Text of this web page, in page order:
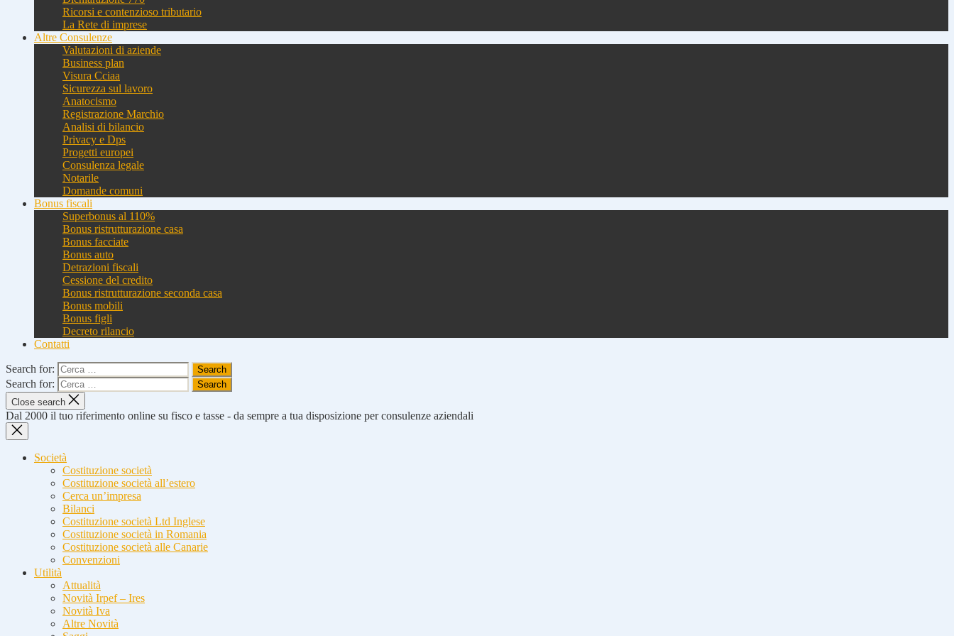
Ricorsi e contenzioso tributario
La Rete di imprese
Altre Consulenze
Valutazioni di aziende
Business plan
Visura Cciaa
Sicurezza sul lavoro
Anatocismo
Registrazione Marchio
Analisi di bilancio
Privacy e Dps
Progetti europei
Consulenza legale
Notarile
Domande comuni
Bonus fiscali
Superbonus al 110%
Bonus ristrutturazione casa
Bonus facciate
Bonus auto
Detrazioni fiscali
Cessione del credito
Bonus ristrutturazione seconda casa
Bonus mobili
Bonus figli
Decreto rilancio
Contatti
Search for:
Search for:
Close search
Dal 2000 il tuo riferimento online su fisco e tasse - da sempre a tua disposizione per consulenze aziendali
Società
Costituzione società
Costituzione società all’estero
Cerca un’impresa
Bilanci
Costituzione società Ltd Inglese
Costituzione società in Romania
Costituzione società alle Canarie
Convenzioni
Utilità
Attualità
Novità Irpef – Ires
Novità Iva
Altre Novità